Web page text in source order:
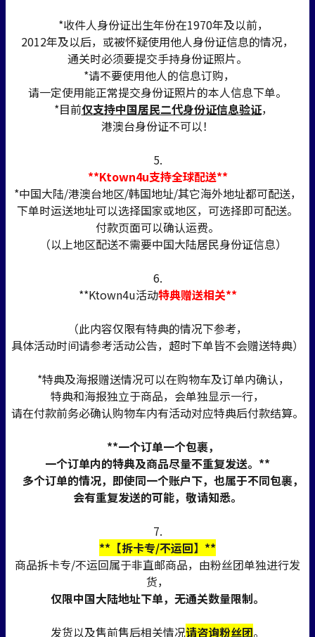
*收件人身份证出生年份在1970年及以前，
2012年及以后，或被怀疑使用他人身份证信息的情况，
通关时必须要提交手持身份证照片。
*请不要使用他人的信息订购，
请一定使用能正常提交身份证照片的本人信息下单。
*目前仅支持中国居民二代身份证信息验证，
港澳台身份证不可以！
5.
**Ktown4u支持全球配送**
*中国大陆/港澳台地区/韩国地址/其它海外地址都可配送，
下单时运送地址可以选择国家或地区，可选择即可配送。
付款页面可以确认运费。
（以上地区配送不需要中国大陆居民身份证信息）
6.
**Ktown4u活动特典赠送相关**
（此内容仅限有特典的情况下参考，
具体活动时间请参考活动公告，超时下单皆不会赠送特典）
*特典及海报赠送情况可以在购物车及订单内确认，
特典和海报独立于商品，会单独显示一行，
请在付款前务必确认购物车内有活动对应特典后付款结算。
**一个订单一个包裹，
一个订单内的特典及商品尽量不重复发送。**
多个订单的情况，即使同一个账户下，也属于不同包裹，
会有重复发送的可能，敬请知悉。
7.
**【拆卡专/不运回】**
商品拆卡专/不运回属于非直邮商品，由粉丝团单独进行发
货，
仅限中国大陆地址下单，无通关数量限制。
发货以及售前售后相关情况请咨询粉丝团。